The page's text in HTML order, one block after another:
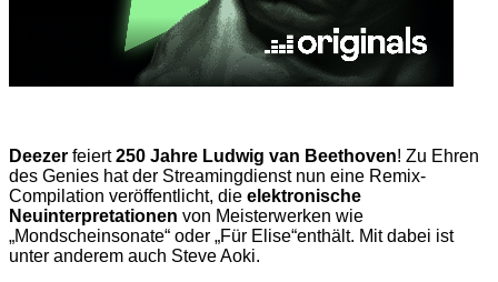
Deezer feiert250 Jahre Ludwig van Beethoven! Zu Ehren
des Genies hat der Streamingdienst nun eine Remix-
Compilation veröffentlicht, die elektronische
Neuinterpretationen von Meisterwerken wie
„Mondscheinsonate“ oder „Für Elise“enthält. Mit dabei ist
unter anderem auch Steve Aoki.